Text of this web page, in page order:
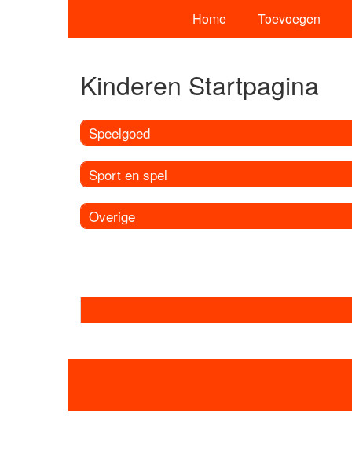
Home Toevoegen
Kinderen Startpagina
Speelgoed
Sport en spel
Overige